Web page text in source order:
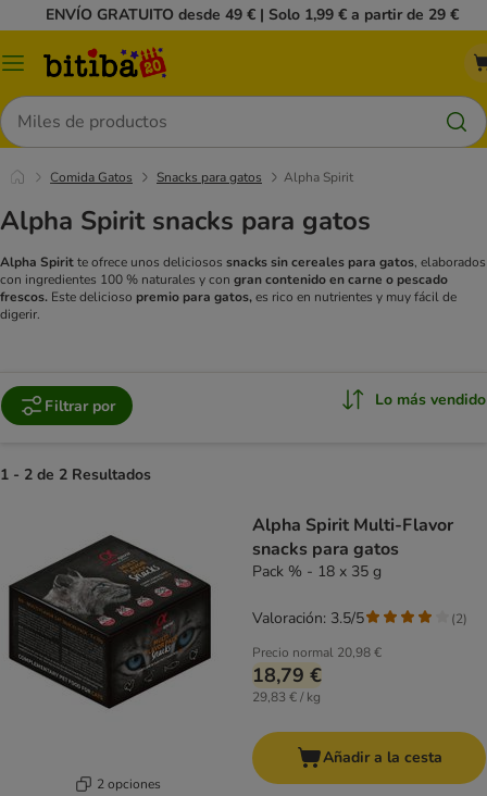
ENVÍO GRATUITO desde 49 € | Solo 1,99 € a partir de 29 €
Menú
Buscar
Comida Gatos Snacks para gatos Alpha Spirit
Alpha Spirit snacks para gatos
Alpha Spiritte ofrece unos deliciosos snacks sin cereales para gatos, elaborados
con ingredientes 100 % naturales y con gran contenidoen carne o pescado
frescos. Este delicioso premio para gatos,es rico en nutrientes y muy fácil de
digerir.
Filtrar por Lo más vendido
1 - 2 de 2 Resultados
2 opciones
Alpha Spirit Multi-Flavor
snacks para gatos
Pack % - 18 x 35 g
Precio normal 20,98 €
18,79 €
29,83 € / kg
Valoración: 3.5/5 (2)
Añadir a la cesta